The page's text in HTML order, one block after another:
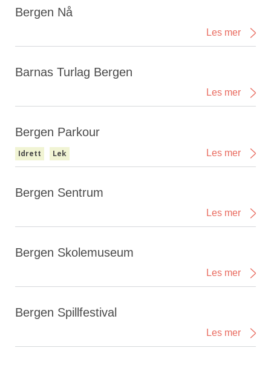
Bergen Nå
Les mer
Barnas Turlag Bergen
Les mer
Bergen Parkour
Idrett Lek Les mer
Bergen Sentrum
Les mer
Bergen Skolemuseum
Les mer
Bergen Spillfestival
Les mer